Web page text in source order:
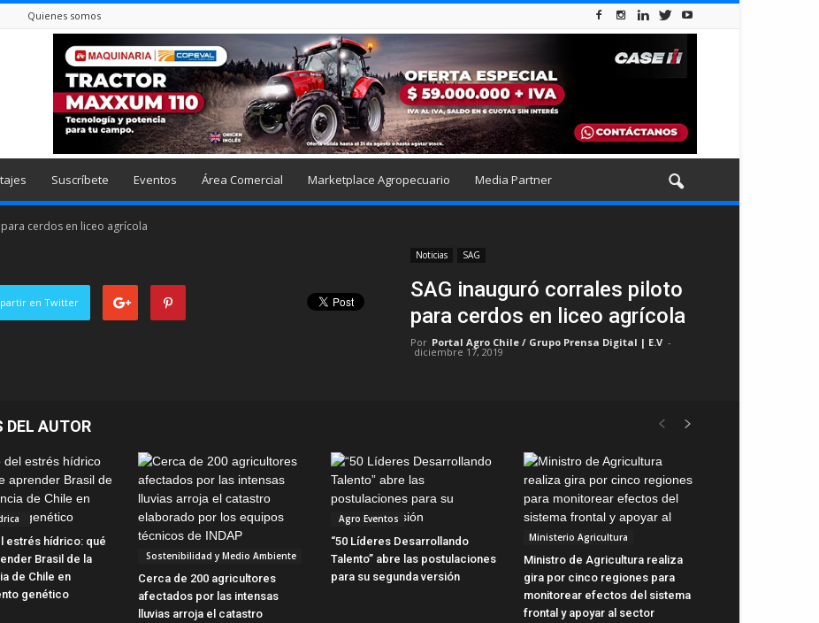
Quienes somos
Suscríbete Eventos Área Comercial Marketplace Agropecuario Media Partner
cerdos en liceo agrícola
Noticias SAG
SAG inauguró corrales piloto
para cerdos en liceo agrícola
Por Portal Agro Chile / Grupo Prensa Digital | E.V -
diciembre 17, 2019
en Twitter
DEL AUTOR
estrés hídrico: qué
Brasil de la
de Chile en
genético
Sostenibilidad y Medio Ambiente
Cerca de 200 agricultores
afectados por las intensas
lluvias arroja el catastro
Agro Eventos
“50 Líderes Desarrollando
Talento” abre las postulaciones
para su segunda versión
Ministerio Agricultura
Ministro de Agricultura realiza
gira por cinco regiones para
monitorear efectos del sistema
frontal y apoyar al sector